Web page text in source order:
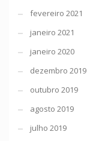
fevereiro 2021
janeiro 2021
janeiro 2020
dezembro 2019
outubro 2019
agosto 2019
julho 2019